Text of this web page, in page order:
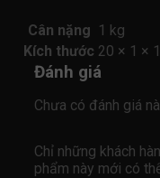
Cân nặng 1 kg
Kích thước 20 × 1 ×
Đánh giá
Chưa có đánh giá
Chỉ những khách
phẩm này mới có